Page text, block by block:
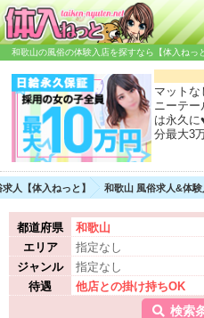
山の風俗の体験入店を探すなら【体入ねっと】で
マット
ニーテー
は永久
分最大3
和歌山 風俗求人&体験
人【体入ねっと】
都道府県
和歌山
エリア
指定なし
ジャンル
指定なし
待遇
他店との掛け持ちOK
検索